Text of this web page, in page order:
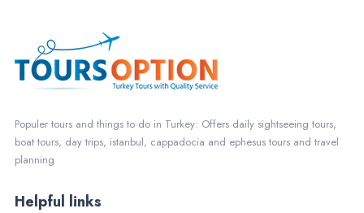
Populer tours and things to do in Turkey: Offers daily sightseeing tours,
boat tours, day trips, istanbul, cappadocia and ephesus tours and travel
planning
Helpful links